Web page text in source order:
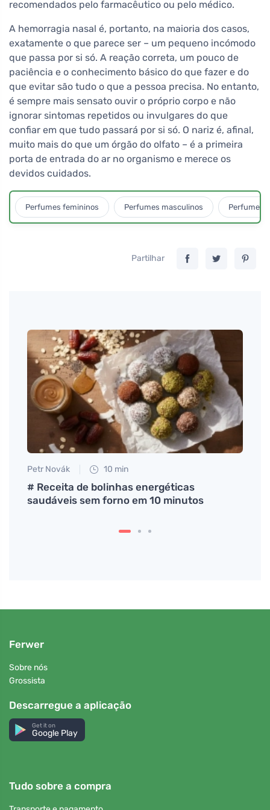
recomendados pelo farmacêutico ou pelo médico.
A hemorragia nasal é, portanto, na maioria dos casos,
exatamente o que parece ser – um pequeno incómodo
que passa por si só. A reação correta, um pouco de
paciência e o conhecimento básico do que fazer e do
que evitar são tudo o que a pessoa precisa. No entanto,
é sempre mais sensato ouvir o próprio corpo e não
ignorar sintomas repetidos ou invulgares do que
confiar em que tudo passará por si só. O nariz é, afinal,
muito mais do que um órgão do olfato – é a primeira
porta de entrada do ar no organismo e merece os
devidos cuidados.
Perfumes femininos Perfumes masculinos Perfumes
Partilhar
Petr Novák 10 min
# Receita de bolinhas energéticas
saudáveis sem forno em 10 minutos
Ferwer
Sobre nós
Grossista
Descarregue a aplicação
Get it on
Google Play
Tudo sobre a compra